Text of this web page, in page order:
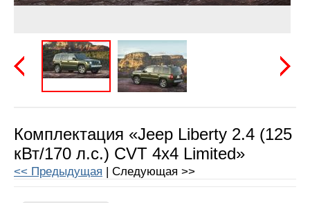
Комплектация «Jeep Liberty 2.4 (125
кВт/170 л.с.) CVT 4x4 Limited»
<< Предыдущая | Следующая >>